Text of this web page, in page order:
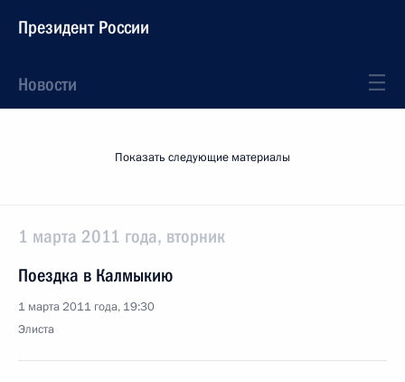
Президент России
Новости
Показать следующие материалы
1 марта 2011 года, вторник
Поездка в Калмыкию
1 марта 2011 года, 19:30
Элиста